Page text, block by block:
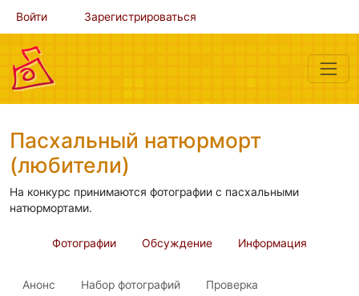
Войти Зарегистрироваться
Пасхальный натюрморт
(любители)
На конкурс принимаются фотографии с пасхальными
натюрмортами.
Фотографии Обсуждение Информация
Анонс Набор фотографий Проверка